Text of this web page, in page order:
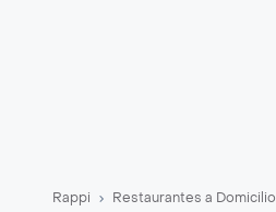
Rappi Restaurantes a Domicilio